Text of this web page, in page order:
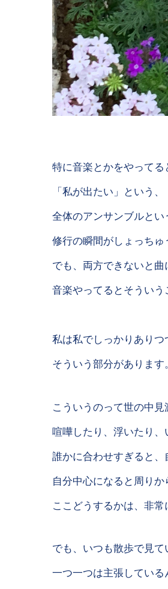
特に音楽とかをやってる
「私が出たい」という
全体のアンサンブルと
修行の瞬間がしょっちゅ
でも、両方できないと曲
音楽やってるとそういう
私は私でしっかりありつ
そういう部分があります。
こういうのって世の中見
喧嘩したり、浮いたり、
誰かに合わせすぎると、
自分中心になると周りか
ここどうするかは、非常
でも、いつも散歩で見て
一つ一つは主張している